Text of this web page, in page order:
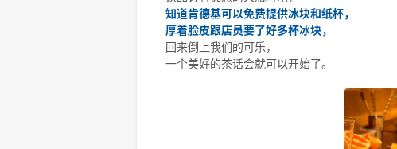
知道肯德基可以免费提供冰块和纸杯，
厚着脸皮跟店员要了好多杯冰块，
回来倒上我们的可乐，
一个美好的茶话会就可以开始了。